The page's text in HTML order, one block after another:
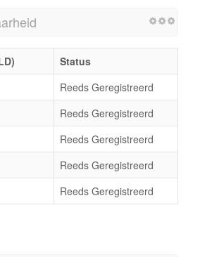
Status
Reeds Geregistreerd
Reeds Geregistreerd
Reeds Geregistreerd
Reeds Geregistreerd
Reeds Geregistreerd